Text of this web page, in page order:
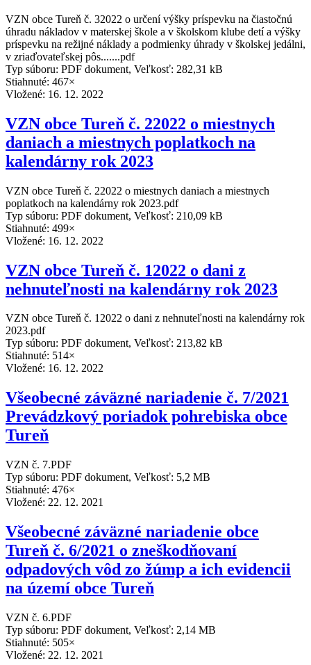
VZN obce Tureň č. 32022 o určení výšky príspevku na čiastočnú
úhradu nákladov v materskej škole a v školskom klube detí a výšky
príspevku na režijné náklady a podmienky úhrady v školskej jedálni,
v zriaďovateľskej pôs.......pdf
Typ súboru: PDF dokument, Veľkosť: 282,31 kB
Stiahnuté: 467×
Vložené: 16. 12. 2022
VZN obce Tureň č. 22022 o miestnych
daniach a miestnych poplatkoch na
kalendárny rok 2023
VZN obce Tureň č. 22022 o miestnych daniach a miestnych
poplatkoch na kalendárny rok 2023.pdf
Typ súboru: PDF dokument, Veľkosť: 210,09 kB
Stiahnuté: 499×
Vložené: 16. 12. 2022
VZN obce Tureň č. 12022 o dani z
nehnuteľnosti na kalendárny rok 2023
VZN obce Tureň č. 12022 o dani z nehnuteľnosti na kalendárny rok
2023.pdf
Typ súboru: PDF dokument, Veľkosť: 213,82 kB
Stiahnuté: 514×
Vložené: 16. 12. 2022
Všeobecné záväzné nariadenie č. 7/2021
Prevádzkový poriadok pohrebiska obce
Tureň
VZN č. 7.PDF
Typ súboru: PDF dokument, Veľkosť: 5,2 MB
Stiahnuté: 476×
Vložené: 22. 12. 2021
Všeobecné záväzné nariadenie obce
Tureň č. 6/2021 o zneškodňovaní
odpadových vôd zo žúmp a ich evidencii
na území obce Tureň
VZN č. 6.PDF
Typ súboru: PDF dokument, Veľkosť: 2,14 MB
Stiahnuté: 505×
Vložené: 22. 12. 2021